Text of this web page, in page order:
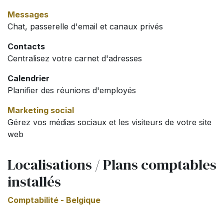
Messages
Chat, passerelle d'email et canaux privés
Contacts
Centralisez votre carnet d'adresses
Calendrier
Planifier des réunions d'employés
Marketing social
Gérez vos médias sociaux et les visiteurs de votre site
web
Localisations / Plans comptables
installés
Comptabilité - Belgique